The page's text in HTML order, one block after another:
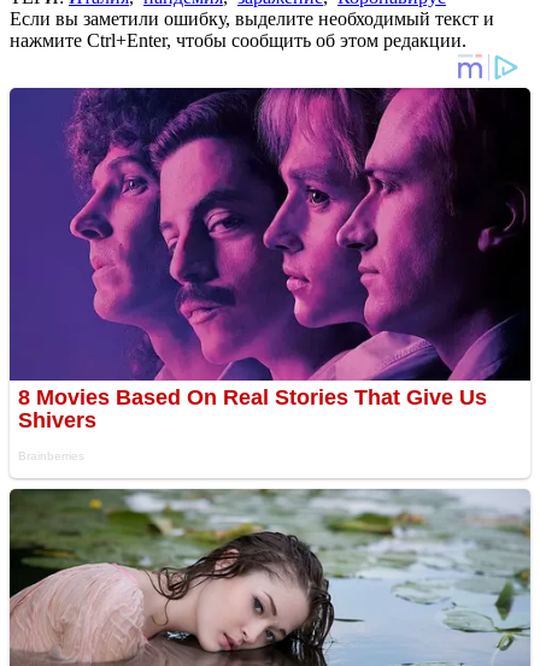
Если вы заметили ошибку, выделите необходимый текст и
нажмите Ctrl+Enter, чтобы сообщить об этом редакции.